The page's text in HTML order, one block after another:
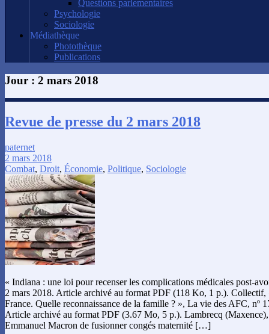
Questions parlementaires
Psychologie
Sociologie
Médiathèque
Photothèque
Publications
Jour : 2 mars 2018
Revue de presse du 2 mars 2018
paternet
2 mars 2018
Combat, Droit, Économie, Politique, Sociologie
« Indiana : une loi pour recenser les complications médicales post-
2 mars 2018. Article archivé au format PDF (118 Ko, 1 p.).
France. Quelle reconnaissance de la famille ? », La vie des AFC, nº
Article archivé au format PDF (3.67 Mo, 5 p.). Lambrecq
Emmanuel Macron de fusionner congés maternité […]